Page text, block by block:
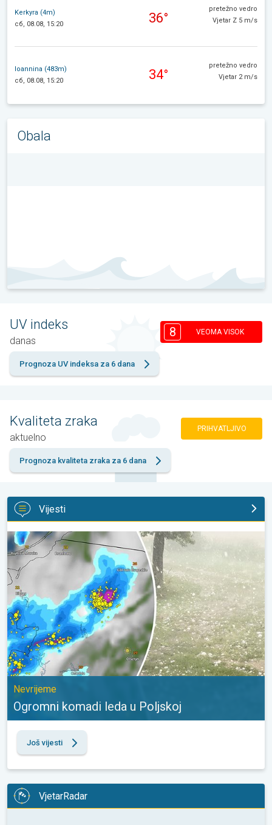
Kerkyra (4m)
сб, 08.08, 15:20
36°
pretežno vedro
Vjetar Z 5 m/s
Ioannina (483m)
сб, 08.08, 15:20
34°
pretežno vedro
Vjetar 2 m/s
Obala
UV indeks
danas
8 VEOMA VISOK
Prognoza UV indeksa za 6 dana
Kvaliteta zraka
aktuelno
PRIHVATLJIVO
Prognoza kvaliteta zraka za 6 dana
Vijesti
Ogromni komadi leda u Poljskoj. Nevrijeme. . .
Nevrijeme
Ogromni komadi leda u Poljskoj
Još vijesti
VjetarRadar